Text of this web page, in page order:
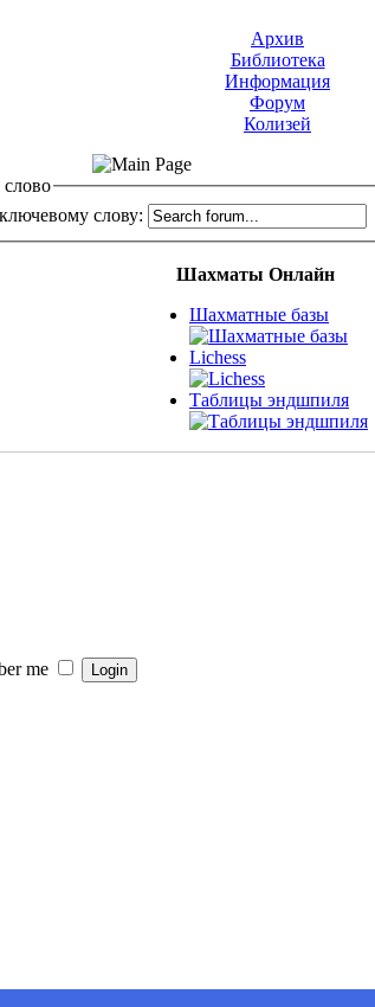
Архив
Библиотека
Информация
Форум
Колизей
слову:
Шахматы Онлайн
Шахматные базы
Lichess
Таблицы эндшпиля
me